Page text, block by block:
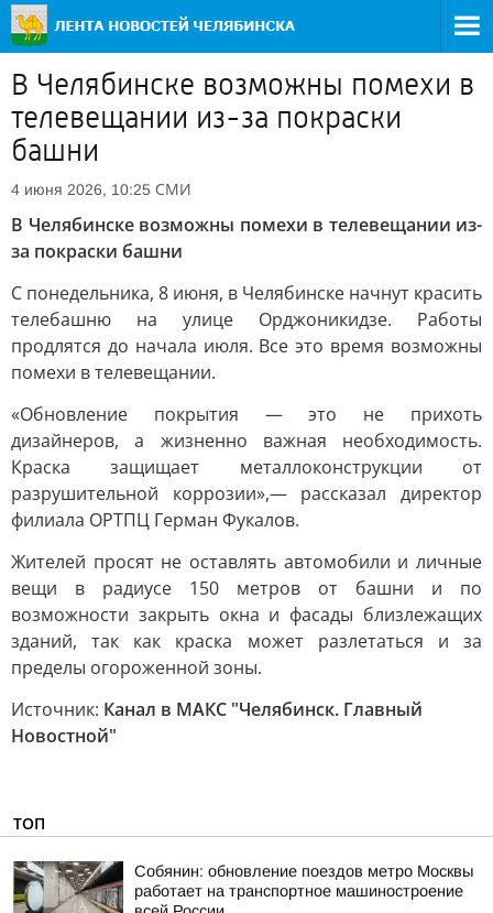
В Челябинске возможны помехи в
телевещании из-за покраски
башни
4 июня 2026, 10:25 СМИ
В Челябинске возможны помехи в телевещании из-
за покраски башни
С понедельника, 8 июня, в Челябинске начнут красить
телебашню на улице Орджоникидзе. Работы
продлятся до начала июля. Все это время возможны
помехи в телевещании.
«Обновление покрытия — это не прихоть
дизайнеров, а жизненно важная необходимость.
Краска защищает металлоконструкции от
разрушительной коррозии»,— рассказал директор
филиала ОРТПЦ Герман Фукалов.
Жителей просят не оставлять автомобили и личные
вещи в радиусе 150 метров от башни и по
возможности закрыть окна и фасады близлежащих
зданий, так как краска может разлетаться и за
пределы огороженной зоны.
Источник: Канал в МАКС "Челябинск. Главный
Новостной"
ТОП
Собянин: обновление поездов метро Москвы
работает на транспортное машиностроение